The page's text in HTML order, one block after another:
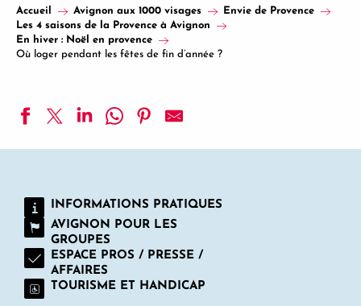
Accueil Avignon aux 1000 visages
Envie de Provence
Les 4 saisons de la Provence à Avignon
En hiver : Noël en provence
Où loger pendant les fêtes de fin d’année ?
Le Complot - Maison privée au coeur d'Avignon
Aux Beaux Arts et Aux Etudes - Location de vacances
hotelF1 Avignon Courtine Gare TGV
Camping du Pont d'Avignon ****
Les Peupliers
Hôtel Restaurant GOLDEN TULIP AVIGNON LE
INFORMATIONS PRATIQUES
AVIGNON POUR LES
GROUPES
ESPACE PROS / PRESSE /
AFFAIRES
TOURISME ET HANDICAP